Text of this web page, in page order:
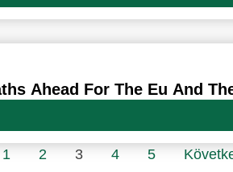
Ahead For The Eu And
1 2 3 4 5